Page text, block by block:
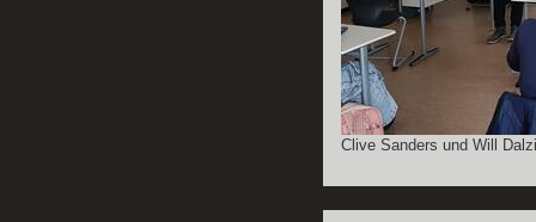
Clive Sanders und Will